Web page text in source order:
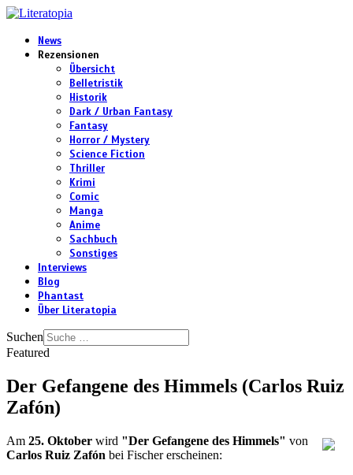
News
Rezensionen
Übersicht
Belletristik
Historik
Dark / Urban Fantasy
Fantasy
Horror / Mystery
Science Fiction
Thriller
Krimi
Comic
Manga
Anime
Sachbuch
Sonstiges
Interviews
Blog
Phantast
Über Literatopia
Suchen
Featured
Der Gefangene des Himmels (Carlos Ruiz
Zafón)
Am 25. Oktober wird "Der Gefangene des Himmels" von
Carlos Ruiz Zafón bei Fischer erscheinen: